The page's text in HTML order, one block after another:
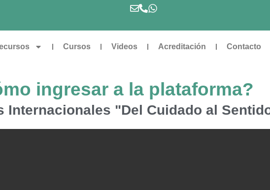
Cursos Videos Acreditación Contacto
ingresar a la plataforma?
Internacionales "Del Cuidado al